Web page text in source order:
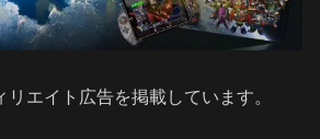
エイト広告を掲載しています。